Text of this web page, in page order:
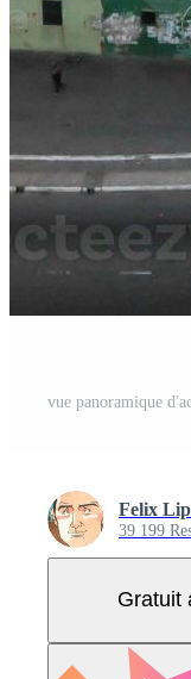
vue panoramique
Felix
39 199
Gratuit